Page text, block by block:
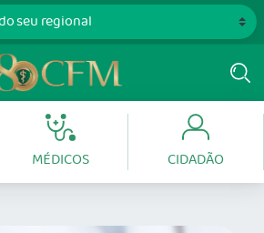
MÉDICOS CIDADÃO